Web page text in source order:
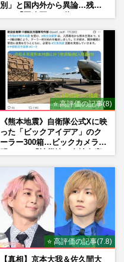
別」と国内外から異論…残さ
⭐ 高評価の記事(8)
《熊本地震》自衛隊公式Xに映
った「ビックアイデア」のク
ーラー300箱…ビックカメラが
⭐ 高評価の記事(7.8)
【真相】京本大我＆佐久間大